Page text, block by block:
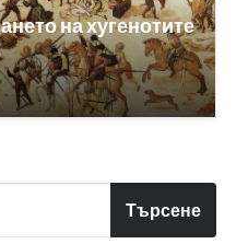
на хугенотите
Търсене